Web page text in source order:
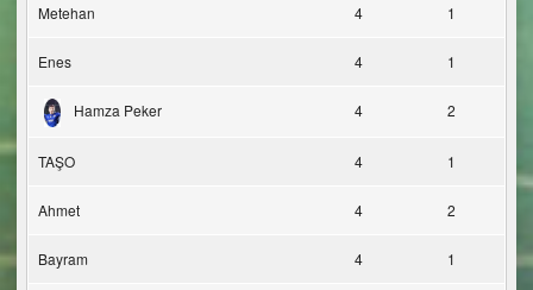
Metehan 4 1
Enes 4 1
Hamza Peker 4 2
TAŞO 4 1
Ahmet 4 2
Bayram 4 1